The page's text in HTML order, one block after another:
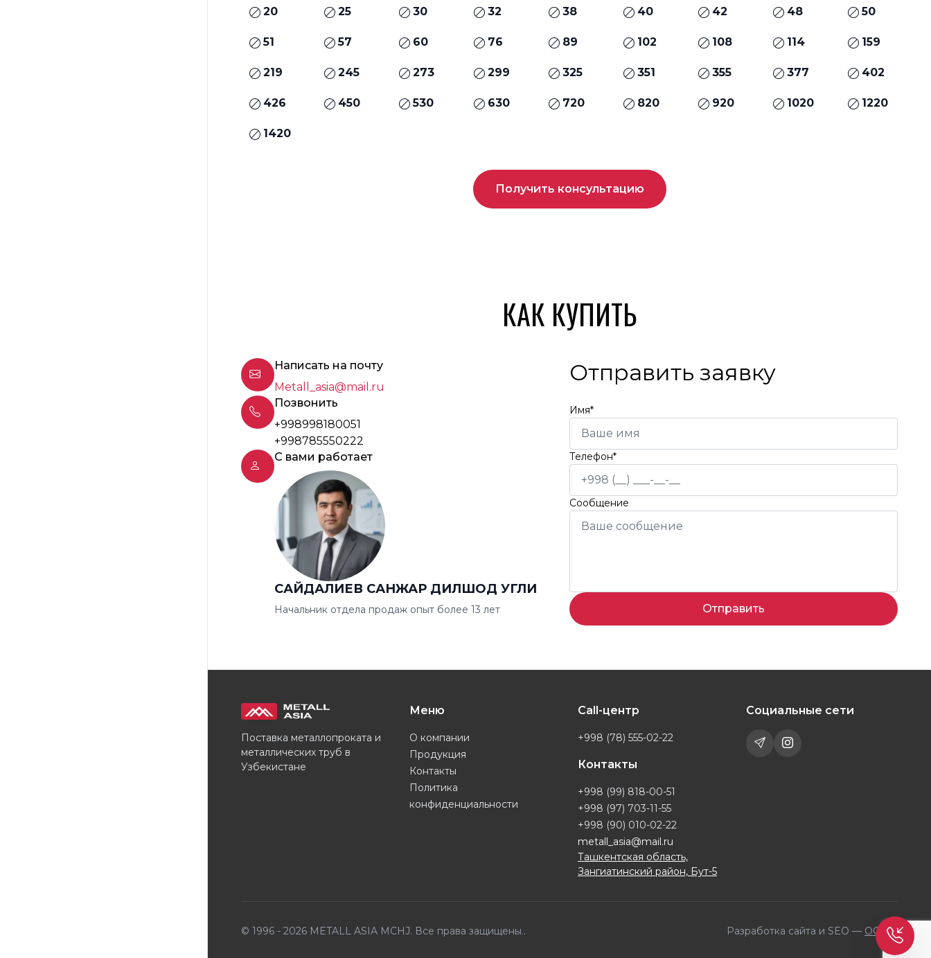
20 25 30 32 38 40 42 48 50
51 57 60 76 89 102 108 114 159
219 245 273 299 325 351 355 377 402
426 450 530 630 720 820 920 1020 1220
1420
Получить консультацию
КАК КУПИТЬ
Написать на почту
Metall_asia@mail.ru
Позвонить
+998998180051
+998785550222
С вами работает
САЙДАЛИЕВ САНЖАР ДИЛШОД УГЛИ
Начальник отдела продаж опыт более 13 лет
Отправить заявку
Имя*
Телефон*
Сообщение
Отправить
Поставка металлопроката и
металлических труб в
Узбекистане
Меню
О компании
Продукция
Контакты
Политика
конфиденциальности
Call-центр
+998 (78) 555-02-22
Контакты
+998 (99) 818-00-51
+998 (97) 703-11-55
+998 (90) 010-02-22
metall_asia@mail.ru
Ташкентская область,
Зангиатинский район, Бут-5
Социальные сети
© 1996 - 2026 METALL ASIA MCHJ. Все права защищены.. Разработка сайта и SEO — OQILA